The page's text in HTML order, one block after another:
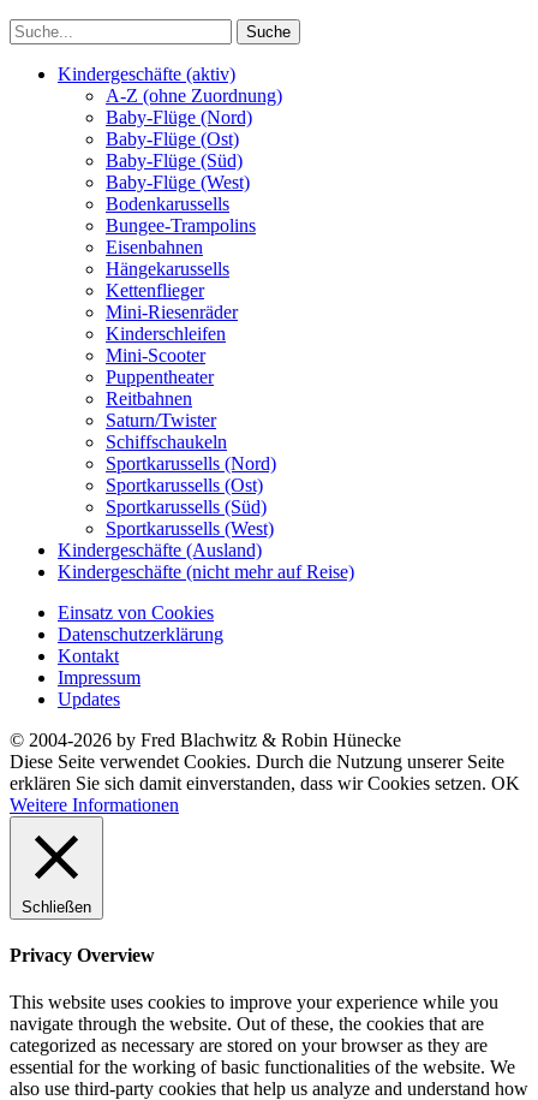
Kindergeschäfte (aktiv)
A-Z (ohne Zuordnung)
Baby-Flüge (Nord)
Baby-Flüge (Ost)
Baby-Flüge (Süd)
Baby-Flüge (West)
Bodenkarussells
Bungee-Trampolins
Eisenbahnen
Hängekarussells
Kettenflieger
Mini-Riesenräder
Kinderschleifen
Mini-Scooter
Puppentheater
Reitbahnen
Saturn/Twister
Schiffschaukeln
Sportkarussells (Nord)
Sportkarussells (Ost)
Sportkarussells (Süd)
Sportkarussells (West)
Kindergeschäfte (Ausland)
Kindergeschäfte (nicht mehr auf Reise)
Einsatz von Cookies
Datenschutzerklärung
Kontakt
Impressum
Updates
© 2004-2026 by Fred Blachwitz & Robin Hünecke
Diese Seite verwendet Cookies. Durch die Nutzung unserer Seite
erklären Sie sich damit einverstanden, dass wir Cookies setzen. OK
Weitere Informationen
Schließen
Privacy Overview
This website uses cookies to improve your experience while you
navigate through the website. Out of these, the cookies that are
categorized as necessary are stored on your browser as they are
essential for the working of basic functionalities of the website. We
also use third-party cookies that help us analyze and understand how